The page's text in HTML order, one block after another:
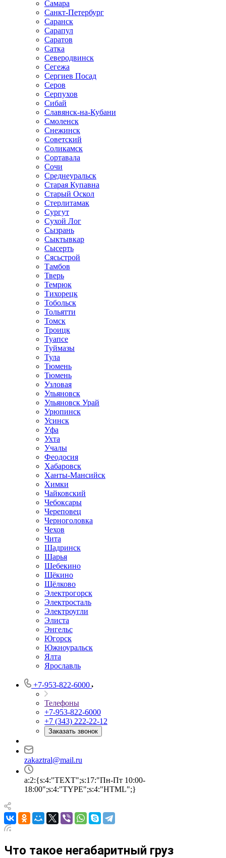
Самара
Санкт-Петербург
Саранск
Сарапул
Саратов
Сатка
Северодвинск
Сегежа
Сергиев Посад
Серов
Серпухов
Сибай
Славянск-на-Кубани
Смоленск
Снежинск
Советский
Соликамск
Сортавала
Сочи
Среднеуральск
Старая Купавна
Старый Оскол
Стерлитамак
Сургут
Сухой Лог
Сызрань
Сыктывкар
Сысерть
Сясьстрой
Тамбов
Тверь
Темрюк
Тихорецк
Тобольск
Тольятти
Томск
Троицк
Туапсе
Туймазы
Тула
Тюмень
Тюмень
Узловая
Ульяновск
Ульяновск Урай
Урюпинск
Усинск
Уфа
Ухта
Учалы
Феодосия
Хабаровск
Ханты-Мансийск
Химки
Чайковский
Чебоксары
Череповец
Черноголовка
Чехов
Чита
Шадринск
Шарья
Шебекино
Щёкино
Щёлково
Электрогорск
Электросталь
Электроугли
Элиста
Энгельс
Югорск
Южноуральск
Ялта
Ярославль
+7-953-822-6000
Телефоны
+7-953-822-6000
+7 (343) 222-22-12
Заказать звонок
zakaztral@mail.ru
a:2:{s:4:"TEXT";s:17:"Пн-Пт 10:00-
18:00";s:4:"TYPE";s:4:"HTML";}
Что такое негабаритный груз